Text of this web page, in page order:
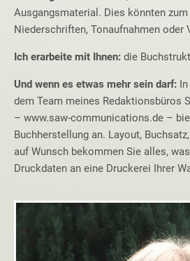
Ausgangsmaterial. Dies könnten zum
Niederschriften, Tonaufnahmen oder
Ich erarbeite mit Ihnen: die
Und wenn es etwas mehr sein darf:
dem Team meines Redaktionsbüros
– www.saw-communications.de –
Buchherstellung an. Layout,
auf Wunsch bekommen Sie alles,
Druckdaten an eine Druckerei Ihrer